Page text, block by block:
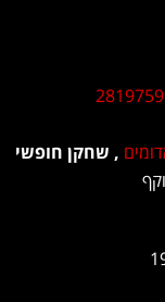
2819759
, שחקן חופשי